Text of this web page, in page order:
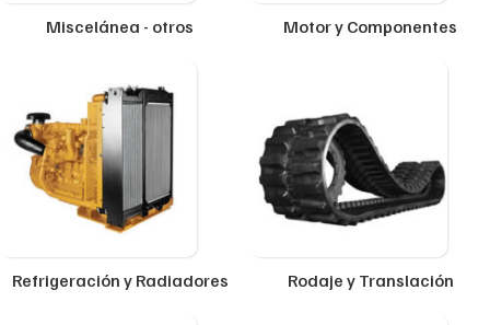
Miscelánea - otros Motor y Componentes
Refrigeración y Radiadores Rodaje y Translación